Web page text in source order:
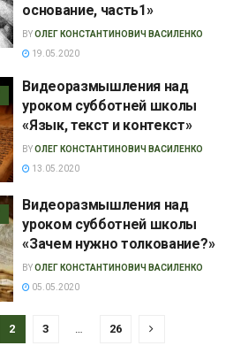
основание, часть1»
BYОЛЕГ КОНСТАНТИНОВИЧ ВАСИЛЕНКО
19.05.2020
Видеоразмышления над
уроком субботней школы
«Язык, текст и контекст»
BYОЛЕГ КОНСТАНТИНОВИЧ ВАСИЛЕНКО
13.05.2020
Видеоразмышления над
уроком субботней школы
«Зачем нужно толкование?»
BYОЛЕГ КОНСТАНТИНОВИЧ ВАСИЛЕНКО
05.05.2020
2 3 26